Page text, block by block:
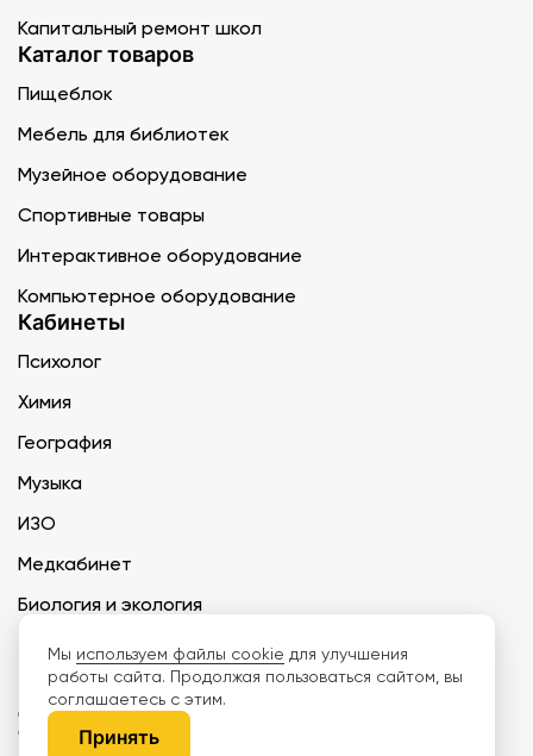
Капитальный ремонт школ
Каталог товаров
Пищеблок
Мебель для библиотек
Музейное оборудование
Спортивные товары
Интерактивное оборудование
Компьютерное оборудование
Кабинеты
Психолог
Химия
География
Музыка
ИЗО
Медкабинет
Биология и экология
Технология
ООО «Дети наше будущее» ИНН 6671165273 ОГРН 1216600030250 КПП
667101001 БИК 046577674
Мы используем файлы cookie для улучшения
работы сайта. Продолжая пользоваться сайтом, вы
соглашаетесь с этим.
Принять